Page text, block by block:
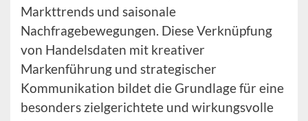
Markttrends und saisonale
Nachfragebewegungen. Diese Verknüpfung
von Handelsdaten mit kreativer
Markenführung und strategischer
Kommunikation bildet die Grundlage für eine
besonders zielgerichtete und wirkungsvolle